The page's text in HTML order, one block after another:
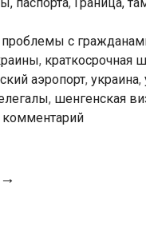
в
Эстонию
по
причине
с
, краткосрочная
аэропорт, украина,
, шенгенская
комментарий